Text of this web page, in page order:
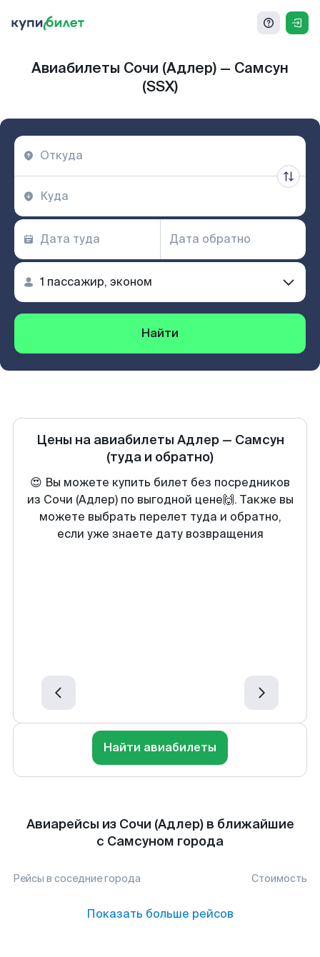
Авиабилеты Сочи (Адлер) — Самсун
(SSX)
Найти
Цены на авиабилеты Адлер— Самсун
(туда и обратно)
😍 Вы можете купить билет без посредников
из Сочи (Адлер) по выгодной цене🙌. Также вы
можете выбрать перелет туда и обратно,
если уже знаете дату возвращения
Найти авиабилеты
Авиарейсы из Сочи (Адлер) в ближайшие
с Самсуном города
Рейсы в соседние города Стоимость
Показать больше рейсов